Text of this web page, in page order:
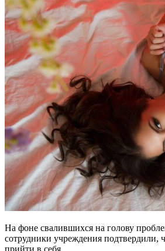
На фоне свалившихся на голову
сотрудники учреждения подтвердили,
прийти в себя.